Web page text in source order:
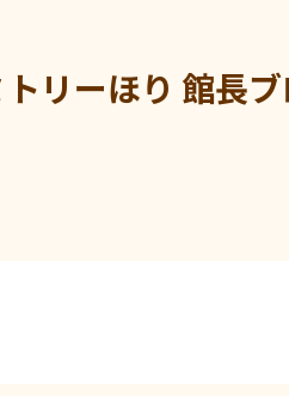
トリーほり 館長